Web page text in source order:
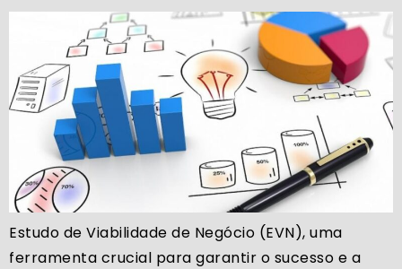
Estudo de Viabilidade de Negócio (EVN), uma
ferramenta crucial para garantir o sucesso e a